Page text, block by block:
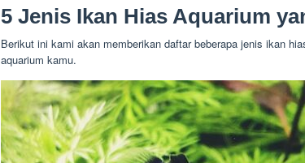
5 Jenis Ikan Hias Aquarium
Berikut ini kami akan memberikan daftar beberapa jenis ikan
aquarium kamu.